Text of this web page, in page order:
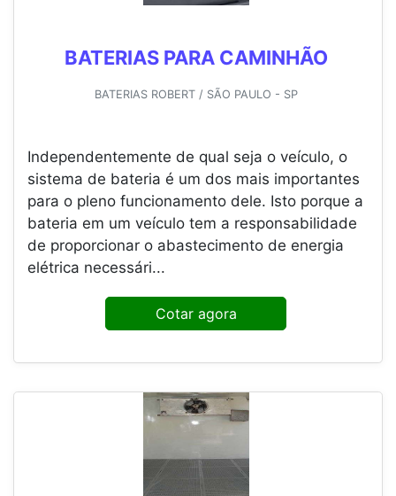
BATERIAS PARA CAMINHÃO
BATERIAS ROBERT / SÃO PAULO - SP
Independentemente de qual seja o veículo, o
sistema de bateria é um dos mais importantes
para o pleno funcionamento dele. Isto porque a
bateria em um veículo tem a responsabilidade
de proporcionar o abastecimento de energia
elétrica necessári...
Cotar agora